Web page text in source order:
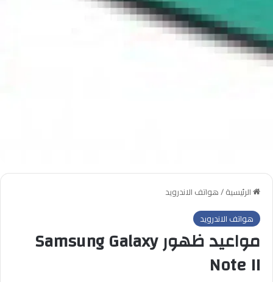
الرئيسية/هواتف الاندرويد
هواتف الاندرويد
مواعيد ظهور Samsung Galaxy
Note II